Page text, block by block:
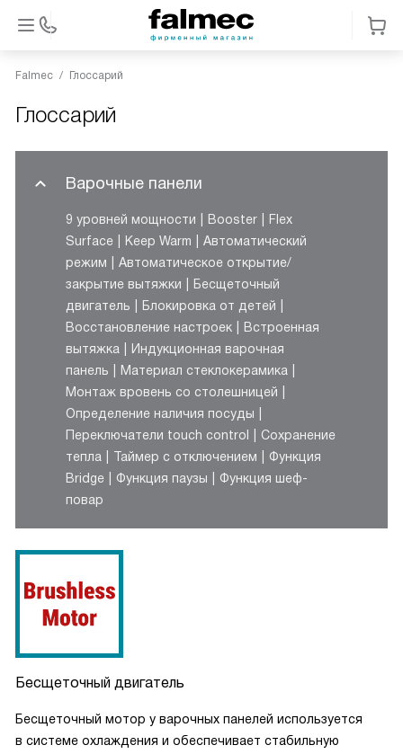
Falmec Глоссарий
Глоссарий
Варочные панели
9 уровней мощности Booster
Flex
Surface
Keep Warm
Автоматический
режим
Автоматическое открытие/
закрытие вытяжки
Бесщеточный
двигатель
Блокировка от детей
Восстановление настроек
Встроенная
вытяжка
Индукционная варочная
панель
Материал стеклокерамика
Монтаж вровень со столешницей
Определение наличия посуды
Переключатели touch control
Сохранение
тепла
Таймер с отключением
Функция
Bridge
Функция паузы
Функция шеф-
повар
Бесщеточный двигатель
Бесщеточный мотор у варочных панелей используется
в системе охлаждения и обеспечивает стабильную